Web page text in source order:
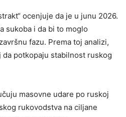
ocenjuje da je u junu 2026.
sukoba i da bi to moglo
fazu. Prema toj analizi,
potkopaju stabilnost ruskog
masovne udare po ruskoj
rukovodstva na ciljane